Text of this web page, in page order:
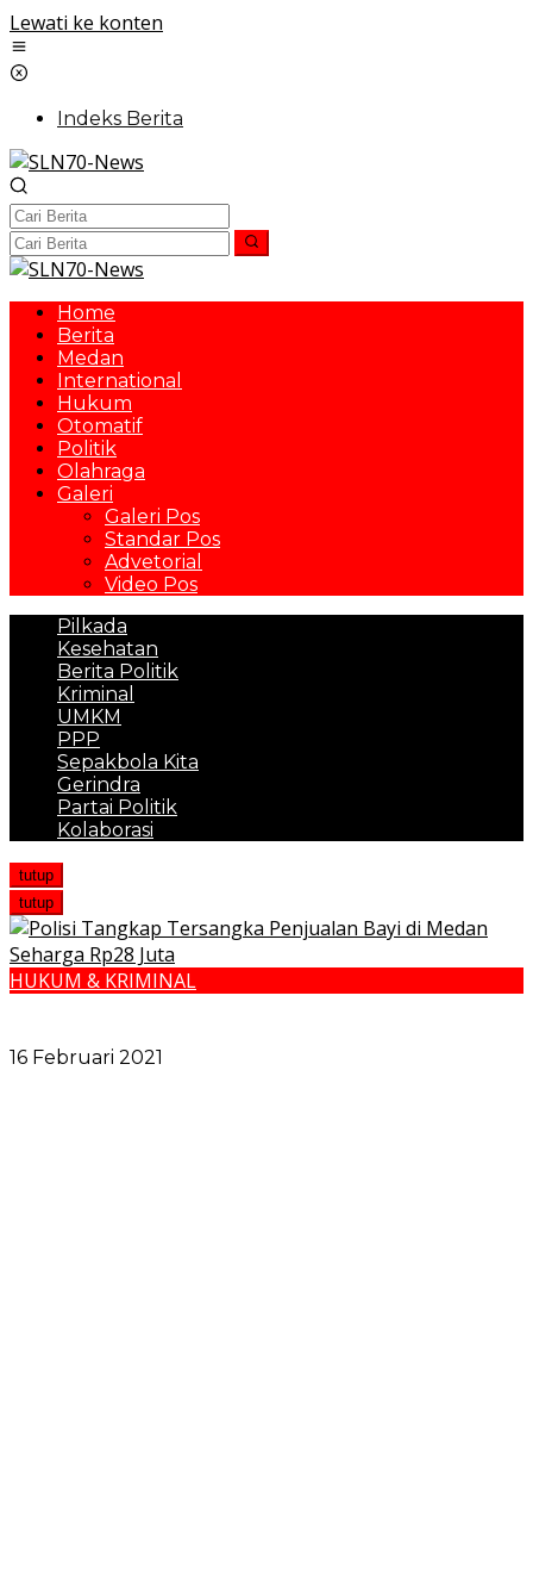
Lewati ke konten
Indeks Berita
Home
Berita
Medan
International
Hukum
Otomatif
Politik
Olahraga
Galeri
Galeri Pos
Standar Pos
Advetorial
Video Pos
Pilkada
Kesehatan
Berita Politik
Kriminal
UMKM
PPP
Sepakbola Kita
Gerindra
Partai Politik
Kolaborasi
tutup
tutup
HUKUM & KRIMINAL
16 Februari 2021